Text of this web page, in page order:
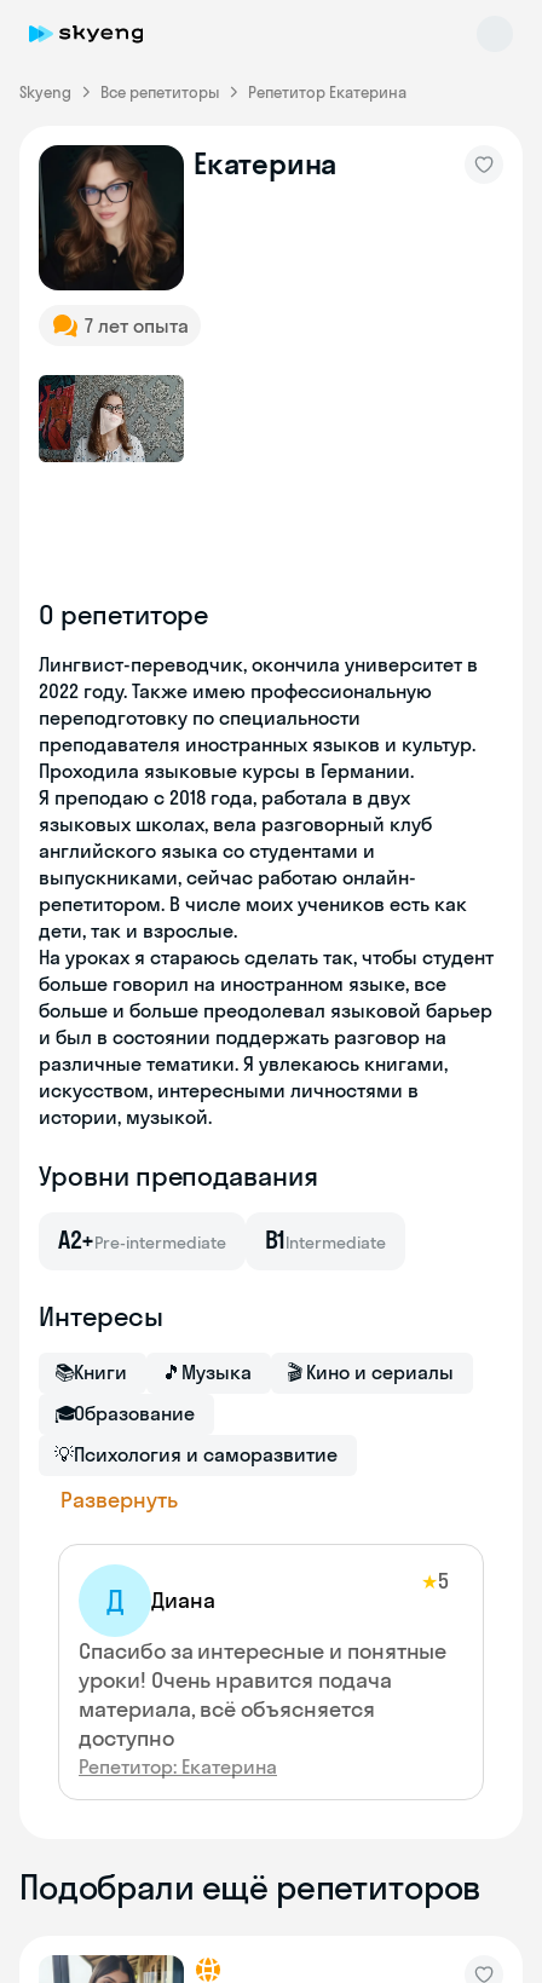
Skyeng Все репетиторы Репетитор Екатерина
Екатерина
7 лет опыта
О репетиторе
Лингвист-переводчик, окончила университет в
2022 году. Также имею профессиональную
переподготовку по специальности
преподавателя иностранных языков и культур.
Проходила языковые курсы в Германии.
Я преподаю с 2018 года, работала в двух
языковых школах, вела разговорный клуб
английского языка со студентами и
выпускниками, сейчас работаю онлайн-
репетитором. В числе моих учеников есть как
дети, так и взрослые.
На уроках я стараюсь сделать так, чтобы студент
больше говорил на иностранном языке, все
больше и больше преодолевал языковой барьер
и был в состоянии поддержать разговор на
различные тематики. Я увлекаюсь книгами,
искусством, интересными личностями в
истории, музыкой.
Уровни преподавания
A2+Pre-intermediate B1Intermediate
Интересы
📚Книги 🎵 Музыка 🎬 Кино и сериалы
🎓Образование
💡Психология и саморазвитие
Развернуть
Д Диана
★5
Спасибо за интересные и понятные
уроки! Очень нравится подача
материала, всё объясняется
доступно
Репетитор: Екатерина
Подобрали ещё репетиторов
Skyeng Chat
online